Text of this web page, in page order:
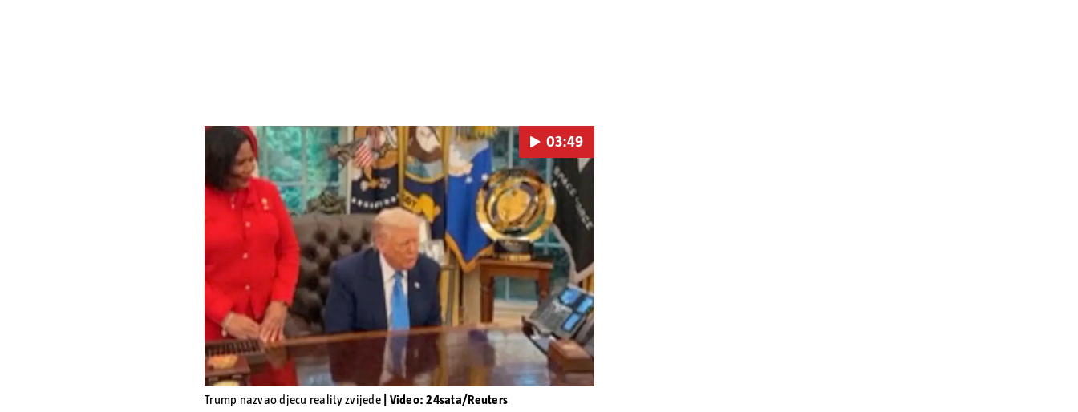
Pokretanje videa...
03:49
Trump nazvao djecu reality zvijede | Video: 24sata/Reuters